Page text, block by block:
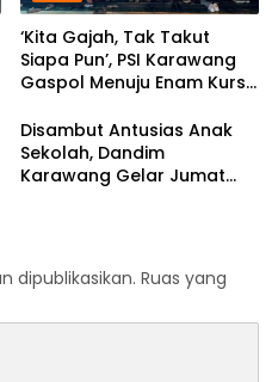
‘Kita Gajah, Tak Takut
Siapa Pun’, PSI Karawang
Gaspol Menuju Enam Kursi
Disambut Antusias Anak
Sekolah, Dandim
Karawang Gelar Jumat
dipublikasikan. Ruas yang